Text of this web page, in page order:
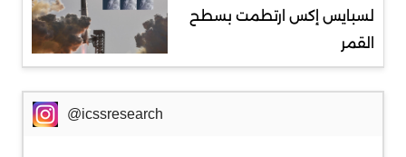
لسبايس إكس ارتطمت بسطح
القمر
@icssresearch